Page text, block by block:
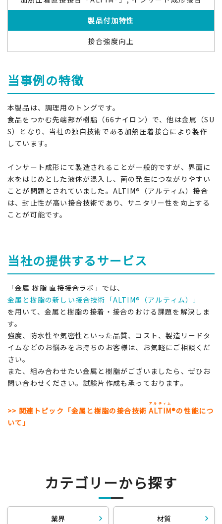
製品付加特性
接合強度向上
当事例の特徴
本製品は、調理用のトングです。
食品をつかむ先端部が樹脂（66ナイロン）で、他は金属（SU
S）となり、当社の独自技術である加熱圧着接合により製作
しています。
インサート成形にて製造されることが一般的ですが、界面に
水をはじめとした液体が混入し、菌の発生につながりやすい
ことが問題とされていました。ALTIM®（アルティム）接合
は、封止性が高い接合技術であり、サニタリー性を向上する
ことが可能です。
当社の提供するサービス
「金属 樹脂 直接接合ラボ」では、
金属と樹脂の新しい接合技術「ALTIM®（アルティム）」
を用いて、金属と樹脂の接着・接合のおける課題を解決しま
す。
強度、防水性や気密性といった品質、コスト、製造リードタ
イムなどのお悩みをお持ちのお客様は、お気軽にご相談くだ
さい。
また、組み合わせたい金属と樹脂がございましたら、ぜひお
問い合わせください。試験片作成も承っております。
>> 関連トピック「金属と樹脂の接合技術ALTIM
アルティム
®の性能につ
いて」
カテゴリーから探す
業界 材質